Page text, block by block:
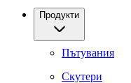
Продукти
Пътувания
Скутери